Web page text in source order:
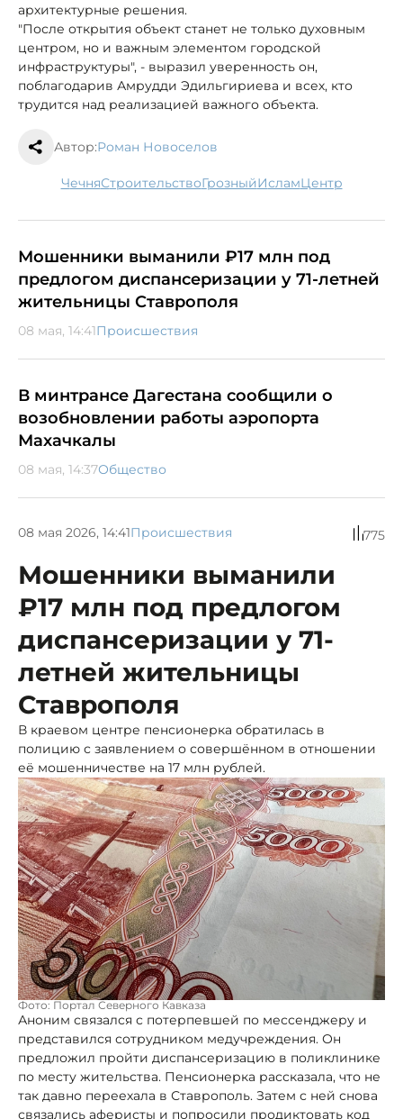
архитектурные решения.
"После открытия объект станет не только духовным
центром, но и важным элементом городской
инфраструктуры", - выразил уверенность он,
поблагодарив Амрудди Эдильгириева и всех, кто
трудится над реализацией важного объекта.
Автор:Роман Новоселов
Чечня строительство Грозный ислам центр
Мошенники выманили ₽17 млн под
предлогом диспансеризации у 71-летней
жительницы Ставрополя
08 мая, 14:41Происшествия
В минтрансе Дагестана сообщили о
возобновлении работы аэропорта
Махачкалы
08 мая, 14:37Общество
08 мая 2026, 14:41Происшествия 775
Мошенники выманили
₽17 млн под предлогом
диспансеризации у 71-
летней жительницы
Ставрополя
В краевом центре пенсионерка обратилась в
полицию с заявлением о совершённом в отношении
её мошенничестве на 17 млн рублей.
Фото: Портал Северного Кавказа
Аноним связался с потерпевшей по мессенджеру и
представился сотрудником медучреждения. Он
предложил пройти диспансеризацию в поликлинике
по месту жительства. Пенсионерка рассказала, что не
так давно переехала в Ставрополь. Затем с ней снова
связались аферисты и попросили продиктовать код